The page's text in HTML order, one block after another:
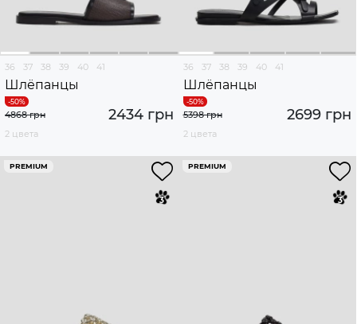
36 37 38 39 40 41
Шлёпанцы
2434 грн
4868 грн
2 цвета
36 37 38 39 40 41
Шлёпанцы
2699 грн
5398 грн
2 цвета
PREMIUM PREMIUM